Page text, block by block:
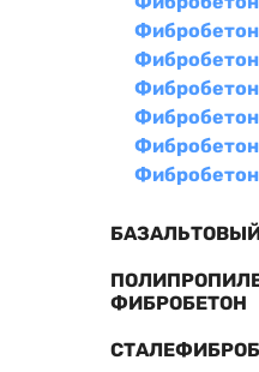
ФИБРОБЕТОН